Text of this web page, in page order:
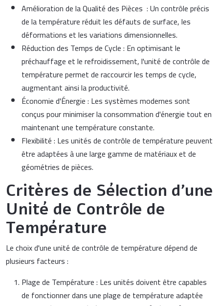
Amélioration de la Qualité des Pièces : Un contrôle précis
de la température réduit les défauts de surface, les
déformations et les variations dimensionnelles.
Réduction des Temps de Cycle : En optimisant le
préchauffage et le refroidissement, l'unité de contrôle de
température permet de raccourcir les temps de cycle,
augmentant ainsi la productivité.
Économie d'Énergie : Les systèmes modernes sont
conçus pour minimiser la consommation d'énergie tout en
maintenant une température constante.
Flexibilité : Les unités de contrôle de température peuvent
être adaptées à une large gamme de matériaux et de
géométries de pièces.
Critères de Sélection d'une
Unité de Contrôle de
Température
Le choix d'une unité de contrôle de température dépend de
plusieurs facteurs :
Plage de Température : Les unités doivent être capables
de fonctionner dans une plage de température adaptée